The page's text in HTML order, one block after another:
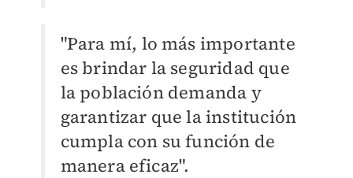
"Para mí, lo más importante
es brindar la seguridad que
la población demanda y
garantizar que la institución
cumpla con su función de
manera eficaz".